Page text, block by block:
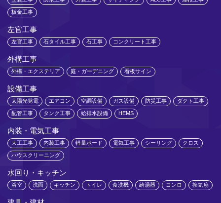
板金工事
左官工事
左官工事 石タイル工事 石工事 コンクリート工事
外構工事
外構・エクステリア 庭・ガーデニング 看板サイン
設備工事
太陽光発電 エアコン 空調設備 ガス設備 防災工事 ダクト工事
配管工事 タンク工事 給排水設備 HEMS
内装・電気工事
大工工事 内装工事 軽量ボード 電気工事 シーリング クロス
ハウスクリーニング
水回り・キッチン
浴室 洗面 キッチン トイレ 食洗機 給湯器 コンロ 換気扇